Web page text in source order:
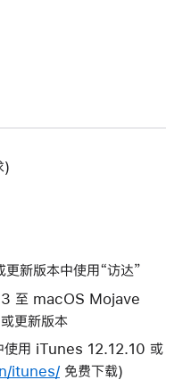
)
新版本中使用“访达”
至 macOS Mojave
更新版本
使用 iTunes 12.12.10 或
itunes/ 免费下载)